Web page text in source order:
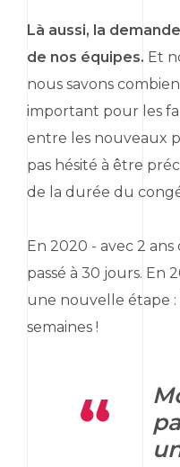
Là aussi, la
de nos équipes. Et
nous savons
important pour les
entre les nouveaux
pas hésité à être
de la durée du
En 2020 - avec 2 ans
passé à 30 jours. En
une nouvelle étape
semaines !